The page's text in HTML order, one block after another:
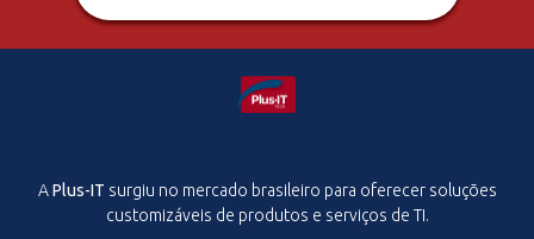
APlus-IT surgiu no mercado brasileiro para oferecer soluções
customizáveis de produtos e serviços de TI.